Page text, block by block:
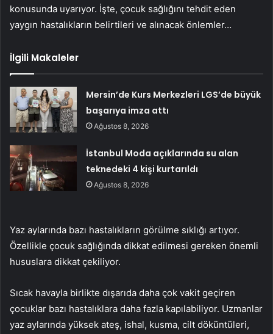
konusunda uyarıyor. İşte, çocuk sağlığını tehdit eden
yaygın hastalıkların belirtileri ve alınacak önlemler…
İlgili Makaleler
Mersin’de Kurs Merkezleri LGS’de büyük
başarıya imza attı
Ağustos 8, 2026
İstanbul Moda açıklarında su alan
teknedeki 4 kişi kurtarıldı
Ağustos 8, 2026
Yaz aylarında bazı hastalıkların görülme sıklığı artıyor.
Özellikle çocuk sağlığında dikkat edilmesi gereken önemli
hususlara dikkat çekiliyor.
Sıcak havayla birlikte dışarıda daha çok vakit geçiren
çocuklar bazı hastalıklara daha fazla kapılabiliyor. Uzmanlar
yaz aylarında yüksek ateş, ishal, kusma, cilt döküntüleri,